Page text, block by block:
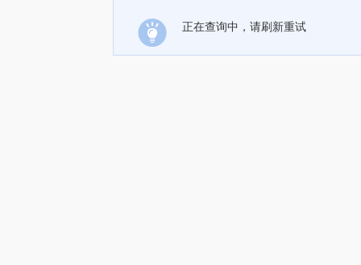
正在查询中，请刷新重试